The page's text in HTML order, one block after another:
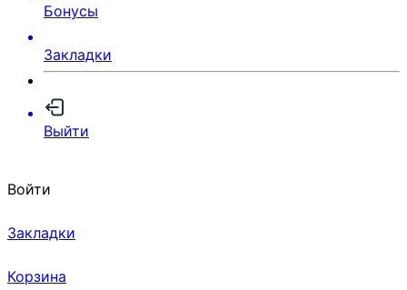
Бонусы
Закладки
Выйти
Войти
Закладки
Корзина